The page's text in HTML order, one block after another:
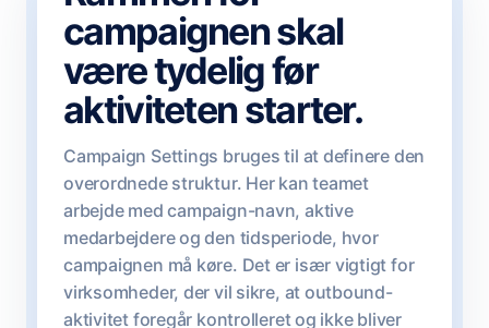
campaignen skal
være tydelig før
aktiviteten starter.
Campaign Settings bruges til at definere den
overordnede struktur. Her kan teamet
arbejde med campaign-navn, aktive
medarbejdere og den tidsperiode, hvor
campaignen må køre. Det er især vigtigt for
virksomheder, der vil sikre, at outbound-
aktivitet foregår kontrolleret og ikke bliver